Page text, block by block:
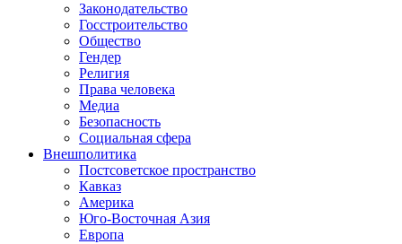
Законодательство
Госстроительство
Общество
Гендер
Религия
Права человека
Медиа
Безопасность
Социальная сфера
Внешполитика
Постсоветское пространство
Кавказ
Америка
Юго-Восточная Азия
Европа